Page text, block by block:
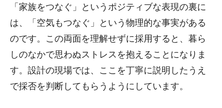
「家族をつなぐ」というポジティブな表現の裏に
は、「空気もつなぐ」という物理的な事実がある
のです。この両面を理解せずに採用すると、暮ら
しのなかで思わぬストレスを抱えることになりま
す。設計の現場では、ここを丁寧に説明したうえ
で採否を判断してもらうようにしています。